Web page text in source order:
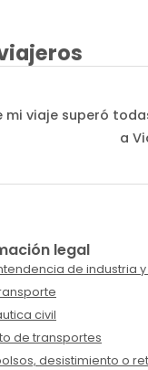
mi viaje superó
a
legal
de industria
civil
de transportes
desistimiento o